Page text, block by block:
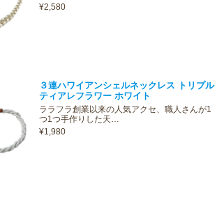
¥2,580
３連ハワイアンシェルネックレス トリプル
ティアレフラワー ホワイト
ララフラ創業以来の人気アクセ、職人さんが1
つ1つ手作りした天…
¥1,980